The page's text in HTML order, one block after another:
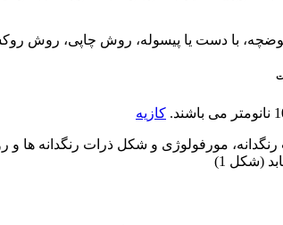
با دست يا پيسوله، روش چاپی، روش
کازیه
رنگدانه، مورفولوژی و شكل ذرات
(شكل 1)